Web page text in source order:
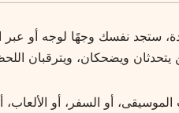
ستجد نفسك وجهًا لوجه أو
ويضحكان، ويترقبان
أو السفر، أو